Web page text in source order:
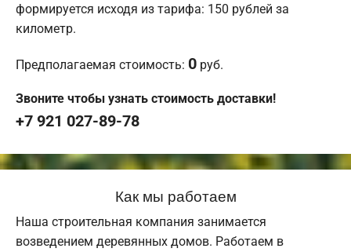
формируется исходя из тарифа: 150 рублей за
километр.
Предполагаемая стоимость: 0 руб.
Звоните чтобы узнать стоимость доставки!
+7 921 027-89-78
Как мы работаем
Наша строительная компания занимается
возведением деревянных домов. Работаем в